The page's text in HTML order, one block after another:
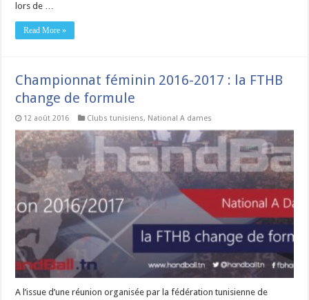
lors de …
Read More »
Championnat féminin 2016-2017 : la FTHB
change de formule
12 août 2016 Clubs tunisiens, National A dames
A l’issue d’une réunion organisée par la fédération tunisienne de